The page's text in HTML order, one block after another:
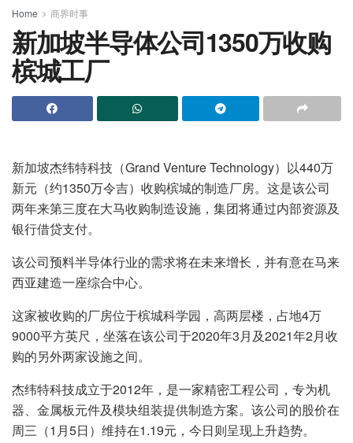
Home 商界时事
新加坡半导体公司1350万收购
槟城工厂
新加坡杰纬特科技（Grand Venture Technology）以440万
新元（约1350万令吉）收购槟城的制造厂房。这是该公司
两年来第三度在大马收购制造设施，集团将通过内部资源及
银行借贷支付。
该公司预料半导体行业的需求将在未来增长，并有意在马来
西亚建造一座综合中心。
这家被收购的厂房位于槟城科学园，高两层楼，占地4万
9000平方英尺，坐落在该公司于2020年3月及2021年2月收
购的另外两家设施之间。
杰纬特科技成立于2012年，是一家精密工程公司，专为机
器、金属板元件及模块组装提供制造方案。该公司的股价在
周三（1月5日）维持在1.19元，今日则呈现上升趋势。